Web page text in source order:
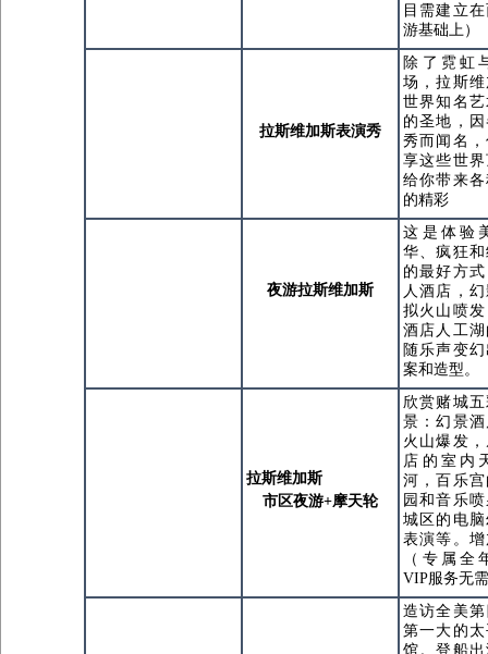
目需建立
游基础上）
拉斯维加斯表演秀
除了霓虹
场，拉斯
世界知名
的圣地，
秀而闻名
享这些世
给你带来
的精彩
夜游拉斯维加斯
这是体验
华、疯狂
的最好方
人酒店，
拟火山喷
酒店人工
随乐声变
案和造型。
拉斯维加斯
市区夜游+摩天轮
欣赏赌城
景：幻景
火山爆发
店的室内
河，百乐
园和音乐
城区的电
表演等。
（专属全
VIP服务无
造访全美
第一大的
馆。登船